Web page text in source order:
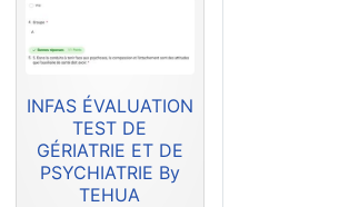
INFAS ÉVALUATION
TEST DE
GÉRIATRIE ET DE
PSYCHIATRIE By
TEHUA